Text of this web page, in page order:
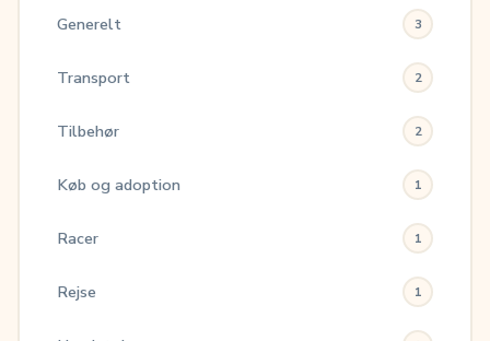
Generelt 3
Transport 2
Tilbehør 2
Køb og adoption 1
Racer 1
Rejse 1